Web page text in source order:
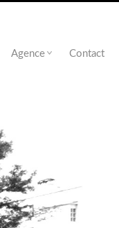
Agence Contact